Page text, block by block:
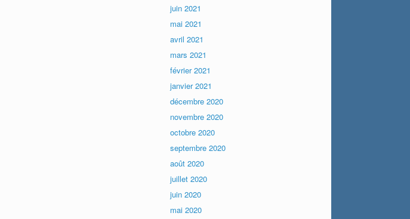
juin 2021
mai 2021
avril 2021
mars 2021
février 2021
janvier 2021
décembre 2020
novembre 2020
octobre 2020
septembre 2020
août 2020
juillet 2020
juin 2020
mai 2020